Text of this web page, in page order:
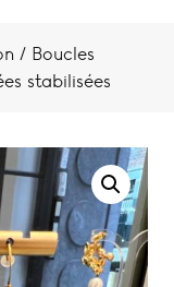
/ Boucles
stabilisées